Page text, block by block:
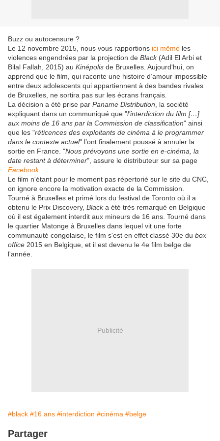
Buzz ou autocensure ?
Le 12 novembre 2015, nous vous rapportions ici même les
violences engendrées par la projection de Black (Adil El Arbi et
Bilal Fallah, 2015) au Kinépolis de Bruxelles. Aujourd'hui, on
apprend que le film, qui raconte une histoire d’amour impossible
entre deux adolescents qui appartiennent à des bandes rivales
de Bruxelles, ne sortira pas sur les écrans français.
La décision a été prise par Paname Distribution , la société
expliquant dans un communiqué que "l’interdiction du film […]
aux moins de 16 ans par la Commission de classification" ainsi
que les "réticences des exploitants de cinéma à le programmer
dans le contexte actuel" l’ont finalement poussé à annuler la
sortie en France. "Nous prévoyons une sortie en e-cinéma, la
date restant à déterminer", assure le distributeur sur sa page
Facebook.
Le film n'étant pour le moment pas répertorié sur le site du CNC,
on ignore encore la motivation exacte de la Commission.
Tourné à Bruxelles et primé lors du festival de Toronto où il a
obtenu le Prix Discovery, Blacka été très remarqué en Belgique
où il est également interdit aux mineurs de 16 ans. Tourné dans
le quartier Matonge à Bruxelles dans lequel vit une forte
communauté congolaise, le film s'est en effet classé 30e du box
office 2015 en Belgique, et il est devenu le 4e film belge de
l'année.
Publicité
#black #16 ans #interdiction #cinéma #belge
Partager